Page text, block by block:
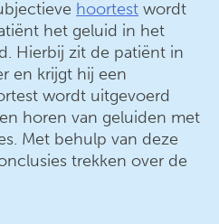
hoortest wordt
het geluid in het
Hierbij zit de patiënt in
en krijgt hij een
wordt uitgevoerd
horen van geluiden met
Met behulp van deze
trekken over de